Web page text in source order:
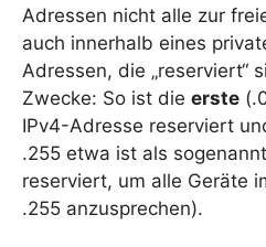
Adressen nicht alle zur
auch innerhalb eines
Adressen, die „reserviert“
Zwecke: So ist die erste
IPv4-Adresse reserviert
.255 etwa ist als
reserviert, um alle Geräte
.255 anzusprechen).